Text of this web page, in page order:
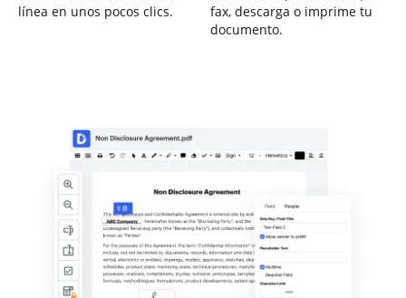
línea en unos pocos clics.
fax, descarga o imprime tu
documento.